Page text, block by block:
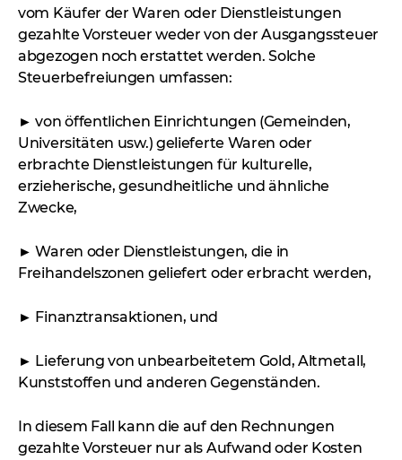
vom Käufer der Waren oder Dienstleistungen
gezahlte Vorsteuer weder von der Ausgangssteuer
abgezogen noch erstattet werden. Solche
Steuerbefreiungen umfassen:
► von öffentlichen Einrichtungen (Gemeinden,
Universitäten usw.) gelieferte Waren oder
erbrachte Dienstleistungen für kulturelle,
erzieherische, gesundheitliche und ähnliche
Zwecke,
► Waren oder Dienstleistungen, die in
Freihandelszonen geliefert oder erbracht werden,
► Finanztransaktionen, und
► Lieferung von unbearbeitetem Gold, Altmetall,
Kunststoffen und anderen Gegenständen.
In diesem Fall kann die auf den Rechnungen
gezahlte Vorsteuer nur als Aufwand oder Kosten